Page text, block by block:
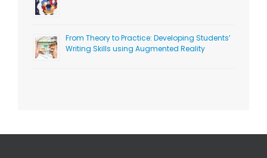
From Theory to Practice: Developing Students’
Writing Skills using Augmented Reality